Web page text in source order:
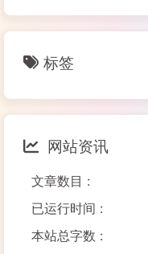
标签
网站资讯
文章数目 :
已运行时间 :
本站总字数 :